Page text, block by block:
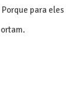
para eles